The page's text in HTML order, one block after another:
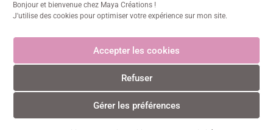
Bonjour et bienvenue chez Maya Créations !
J'utilise des cookies pour optimiser votre expérience sur mon site.
Accepter les cookies
Refuser
Gérer les préférences
Maya Créations
info@mayacreations.fr CGU•CGV•Politique de confidentialité•Politique des
Mentions légales© Maya Créations • Tous droits réservés • 2024
Paiements CB sécurisés et certifiés 3D Secure avec Stripe
0 0